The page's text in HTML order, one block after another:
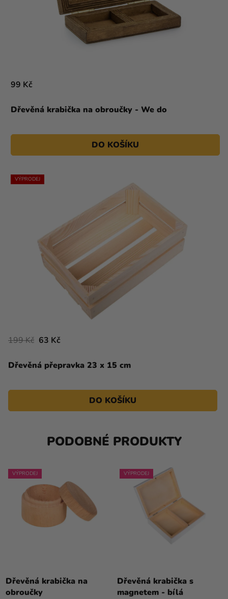
Dřevěná krabička na obroučky - We do
99 Kč
DO KOŠÍKU
VÝPRODEJ
Dřevěná přepravka 23 x 15 cm
199 Kč 63 Kč
DO KOŠÍKU
PODOBNÉ PRODUKTY
VÝPRODEJ
Dřevěná krabička na
obroučky
VÝPRODEJ
Dřevěná krabička s
magnetem - bílá